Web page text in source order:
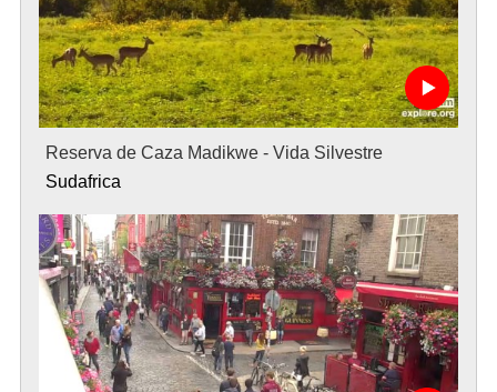
Reserva de Caza Madikwe - Vida Silvestre
Sudafrica